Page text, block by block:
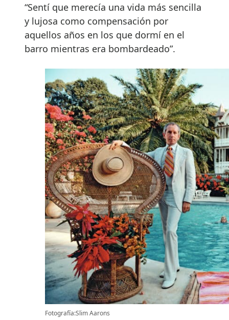
“Sentí que merecía una vida más sencilla
y lujosa como compensación por
aquellos años en los que dormí en el
barro mientras era bombardeado”.
Fotografía:Slim Aarons